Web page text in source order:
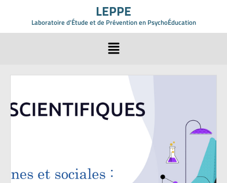
LEPPE
Laboratoire d'Étude et de Prévention en PsychoÉducation